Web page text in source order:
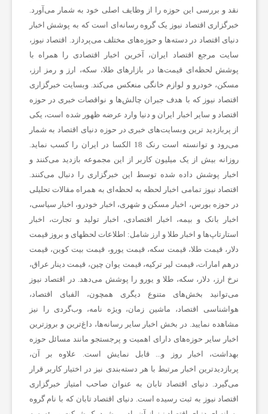
نقد و بررسی این حوزه را از وظایف اصلی خود به شمار می‌آورد.
خبرگزاری اقتصاد نیوز یک گروه رسانه‌ای است که به پوشش اخبار
دنیای اقتصاد در دسته‌ها و حوزه‌های مختلف می‌پردازد. اقتصاد نیوز،
سایت مرجع اقتصاد ایران، آخرین اخبار اقتصادی را همراه با
پوشش لحظه‌ای قیمت‌ها در بازارهای طلا، سکه، ارز و رمز ارز،
مسکن، خودرو و لوازم خانگی منعکس می‌کند. وبسایت خبرگزاری
اقتصاد نیوز که با هدف جبران چالش‌ها و نواقصات خبری در حوزه
اقتصاد و سایر اخبار ایران و دنیا وارد عرضه ظهور شده است، یکی
از پربازدید ترین وبسایت‌های خبری در حوزه دنیای اقتصاد به شمار
می‌رود و توانسته است رنک 18 الکسا در ایران را کسب نماید.
روزانه بیش از یک میلیون کاربر از این مجموعه بازدید می‌کنند و
اخبار پوشش داده شده توسط این خبرگزاری را دنبال می‌کنند.
اقتصاد نیوز تمامی اخبار لحظه به لحظه‌ای به همراه مقالات تحلیلی
در حوزه بورس، اخبار مسکن و شهری، اخبار خودرو، اخبار سیاسی،
اخبار بانک و بیمه، اخبار اقتصادی، اخبار تولید و تجارت، اخبار
استارتاپ‌ها و اخبار طلا و ارز شامل: اطلاعات لحظهای و بروز قیمت
دلار، قیمت طلا، قیمت سکه، قیمت یورو، قیمت بیت کوین، قیمت
درهم امارات، قیمت لیر ترکیه، قیمت یوان چین، قیمت دینار عراق،
نرخ ارز، دلار، سکه، طلا و یورو را پوشش می‌دهد. در اقتصاد نیوز
می‌توانید بخش‌های متنوع دیگری همچون، الفبای اقتصاد،
هواشناسی اقتصاد، ماشین زمان، ویژه نامه، وب‌گردی را نیز
مشاهده نمایید. در بخش اخبار سایر رسانه‌ها، داغ‌ترین و بروزترین
اخبار سایر حوزه‌های دارای اهمیت و پرجستجو مانند مسائل حوزه
بهداشت، اخبار روز و... قابل نمایش است. علاوه بر آن،
پربازدیدترین اخبار مرتبط با هر دسته‌بندی نیز در اختیار کاربر قرار
می‌گیرد. دنیای اقتصاد تابان به عنوان صاحب امتیاز خبرگزاری
اقتصاد نیوز به ثبت رسیده است. دنیای اقتصاد تابان که با نام گروه